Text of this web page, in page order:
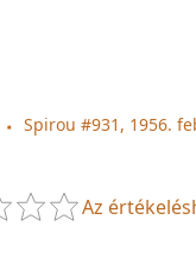
Spirou #931, 1956.
Az